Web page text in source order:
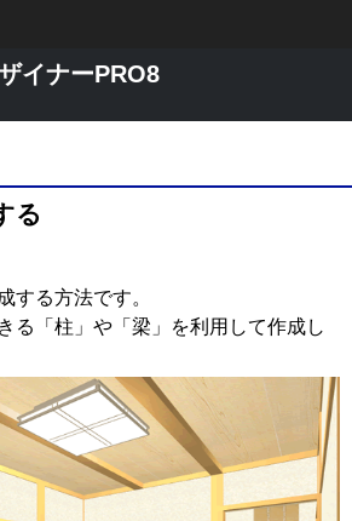
イナーPRO8
る
する方法です。
る「柱」や「梁」を利用して作成し